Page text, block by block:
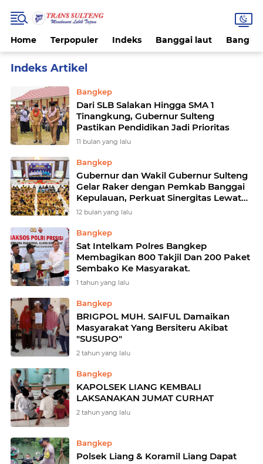
Home Terpopuler Indeks Banggai laut
Bangkep
Dari SLB Salakan Hingga SMA 1
Tinangkung, Gubernur Sulteng
Pastikan Pendidikan Jadi Prioritas
11 bulan yang lalu
Bangkep
Gubernur dan Wakil Gubernur Sulteng
Gelar Raker dengan Pemkab Banggai
Kepulauan, Perkuat Sinergitas Lewat
Program “9 Berani”
12 bulan yang lalu
Bangkep
Sat Intelkam Polres Bangkep
Membagikan 800 Takjil Dan 200 Paket
Sembako Ke Masyarakat.
1 tahun yang lalu
Bangkep
BRIGPOL MUH. SAIFUL Damaikan
Masyarakat Yang Bersiteru Akibat
"SUSUPO"
2 tahun yang lalu
Bangkep
KAPOLSEK LIANG KEMBALI
LAKSANAKAN JUMAT CURHAT
2 tahun yang lalu
Bangkep
Polsek Liang & Koramil Liang Dapat